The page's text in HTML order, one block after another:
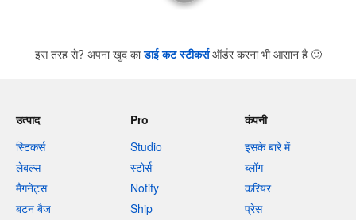
इस तरह से? अपना खुद काडाई कट स्टीकर्सऑर्डर करना भी आसान है 🙂
उत्पाद
स्टिकर्स
लेबल्स
मैगनेट्स
बटन बैज
Pro
Studio
स्टोर्स
Notify
Ship
कंपनी
इसके बारे में
ब्लॉग
करियर
प्रेस